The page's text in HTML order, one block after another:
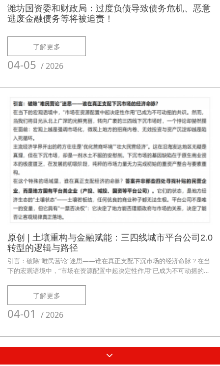
潍坊国资委和财政局：过度负债导致债务危机、恶意
逃废金融债务等将被追责！
了解更多
04-05 /2026
原创 | 土壤重构与金融赋能：三四线城市平台公司2.0
转型的逻辑与路径
引言：破除“唯民营论”迷思——谁在真正支配下沉市场的经济命脉？在当
下的宏观语境中，“市场在资源配置中起决定性作用”已成为不可动摇的共
的招商内卷、无效投资与资产沉淀却越是陷入死循环。主流经济学界开出
的药方往往是“优化营商环境”“壮大民营经济”。这在沿海发达地区无疑是
真理，但
了解更多
04-01 /2026